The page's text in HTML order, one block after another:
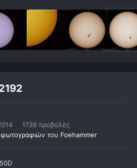
1739 προβολές
του Foehammer